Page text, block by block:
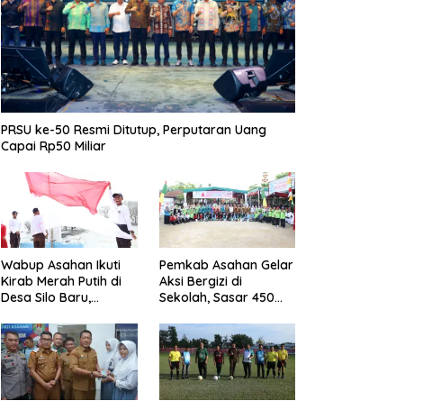
PRSU ke-50 Resmi Ditutup, Perputaran Uang
Capai Rp50 Miliar
Wabup Asahan Ikuti
Kirab Merah Putih di
Desa Silo Baru,
Menggema
Pemkab Asahan Gelar
Aksi Bergizi di
Sekolah, Sasar 450
Stunting